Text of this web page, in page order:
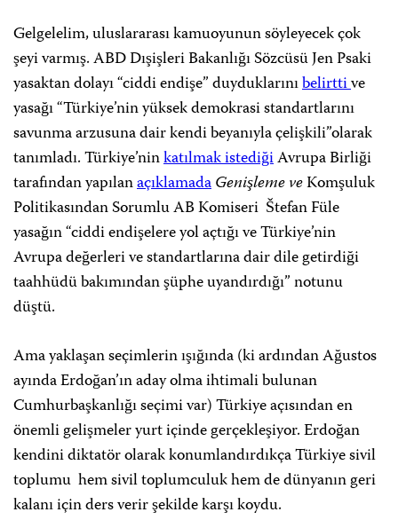
Gelgelelim, uluslararası kamuoyunun söyleyecek çok
şeyi varmış. ABD Dışişleri Bakanlığı Sözcüsü Jen Psaki
yasaktan dolayı “ciddi endişe” duyduklarınıbelirttive
yasağı “Türkiye’nin yüksek demokrasi standartlarını
savunma arzusuna dair kendi beyanıyla çelişkili”olarak
tanımladı. Türkiye’ninkatılmak istediğiAvrupa Birliği
tarafından yapılanaçıklamadaGenişleme veKomşuluk
Politikasından Sorumlu AB Komiseri Štefan Füle
yasağın “ciddi endişelere yol açtığı ve Türkiye’nin
Avrupa değerleri ve standartlarına dair dile getirdiği
taahhüdü bakımından şüphe uyandırdığı” notunu
düştü.
Ama yaklaşan seçimlerin ışığında (ki ardından Ağustos
ayında Erdoğan’ın aday olma ihtimali bulunan
Cumhurbaşkanlığı seçimi var) Türkiye açısından en
önemli gelişmeler yurt içinde gerçekleşiyor. Erdoğan
kendini diktatör olarak konumlandırdıkça Türkiye sivil
toplumu hem sivil toplumculuk hem de dünyanın geri
kalanı için ders verir şekilde karşı koydu.